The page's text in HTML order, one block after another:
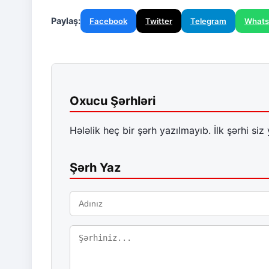
Paylaş: Facebook Twitter Telegram
Oxucu Şərhləri
Hələlik heç bir şərh yazılmayıb. İlk şərhi siz
Şərh Yaz